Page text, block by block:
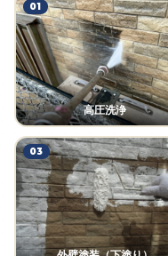
01
高圧洗浄
03